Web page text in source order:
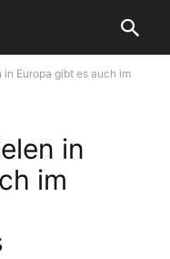
Europa gibt es auch im
in
im